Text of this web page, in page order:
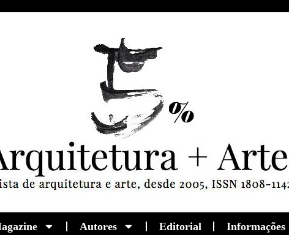
Autores Editorial Informações